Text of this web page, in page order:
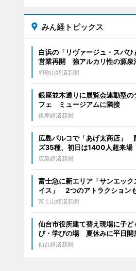
みん経トピックス
白浜の「リヴァージュ・スパひ
営業再開 強アルカリ性の源泉
和歌山経済新聞
銀座並木通りに展覧会連動型の
フェ ミュージアムに隣接
銀座経済新聞
広島パルコで「あげ太商店」
ズ35種、初日は1400人超来場
広島経済新聞
富士急に新エリア「サンエック
イス」 2つのアトラクション
富士山経済新聞
仙台市役所建て替え現場に子ど
び・学びの場 夏休みに平日開
仙台経済新聞